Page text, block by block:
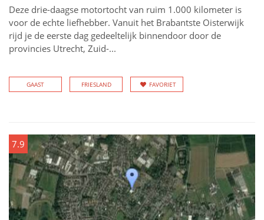
Deze drie-daagse motortocht van ruim 1.000 kilometer is
voor de echte liefhebber. Vanuit het Brabantste Oisterwijk
rijd je de eerste dag gedeeltelijk binnendoor door de
provincies Utrecht, Zuid-...
GAAST FRIESLAND FAVORIET
7.9